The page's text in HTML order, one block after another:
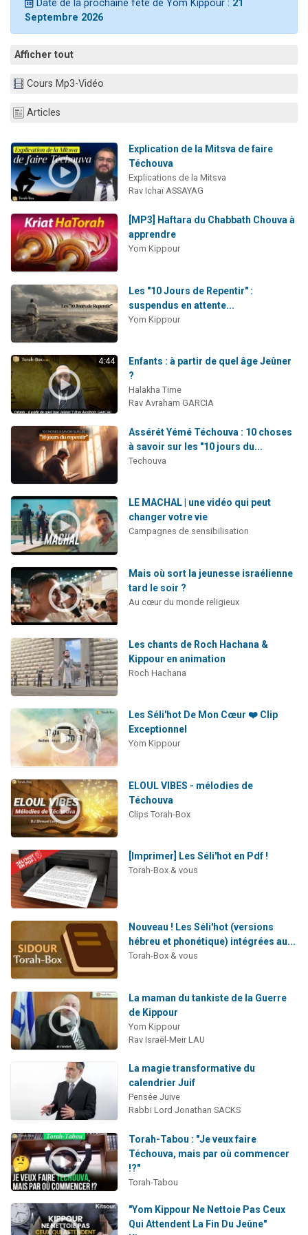
61 personnes viennent de demander une bénédiction
Date de la prochaine fête de Yom Kippour : 21
Septembre 2026
Afficher tout
Cours Mp3-Vidéo
Articles
Explication de la Mitsva de faire
Téchouva
Explications de la Mitsva
Rav Ichaï ASSAYAG
[MP3] Haftara du Chabbath Chouva à
apprendre
Yom Kippour
Les "10 Jours de Repentir" :
suspendus en attente...
Yom Kippour
4:44
Enfants : à partir de quel âge Jeûner
?
Halakha Time
Rav Avraham GARCIA
Assérét Yémé Téchouva : 10 choses
à savoir sur les "10 jours du...
Techouva
LE MACHAL | une vidéo qui peut
changer votre vie
Campagnes de sensibilisation
Mais où sort la jeunesse israélienne
tard le soir ?
Au cœur du monde religieux
Les chants de Roch Hachana &
Kippour en animation
Roch Hachana
Les Séli'hot De Mon Cœur ❤️ Clip
Exceptionnel
Yom Kippour
ELOUL VIBES - mélodies de
Téchouva
Clips Torah-Box
[Imprimer] Les Séli'hot en Pdf !
Torah-Box & vous
Nouveau ! Les Séli'hot (versions
hébreu et phonétique) intégrées au...
Torah-Box & vous
La maman du tankiste de la Guerre
de Kippour
Yom Kippour
Rav Israël-Meir LAU
La magie transformative du
calendrier Juif
Pensée Juive
Rabbi Lord Jonathan SACKS
Torah-Tabou : "Je veux faire
Téchouva, mais par où commencer
!?"
Torah-Tabou
"Yom Kippour Ne Nettoie Pas Ceux
Qui Attendent La Fin Du Jeûne"